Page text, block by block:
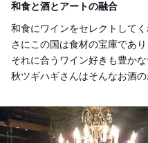
和食と酒とアートの融合
和食にワインをセレクトして
さにこの国は食材の宝庫であり
それに合うワイン好きも豊か
秋ツギハギさんはそんなお酒